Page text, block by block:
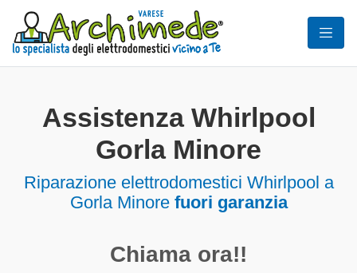
Assistenza Whirlpool
Gorla Minore
Riparazione elettrodomestici Whirlpool a
Gorla Minore fuori garanzia
Chiama ora!!